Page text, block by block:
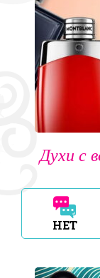
Духи с
НЕТ